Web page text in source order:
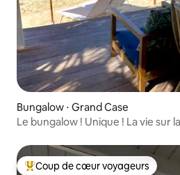
Bungalow ⋅ Grand Case
Le bungalow ! Unique ! La vie sur
Coups de cœur voyageurs les plus
Coup de cœur voyageurs